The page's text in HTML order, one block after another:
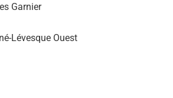
Garnier
Lévesque Ouest